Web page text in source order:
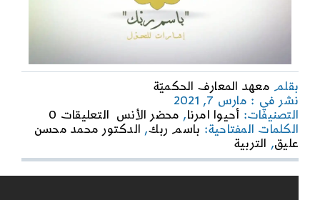
بقلم معهد المعارف الحكميّة
نشر في : مارس 7, 2021
التصنيفات: أحيوا امرنا, محضر الأنس التعليقات 0
on
باسم
–
الكلمات المفتاحية: باسم ربك, الدكتور محمد محسن
عليق, التربية